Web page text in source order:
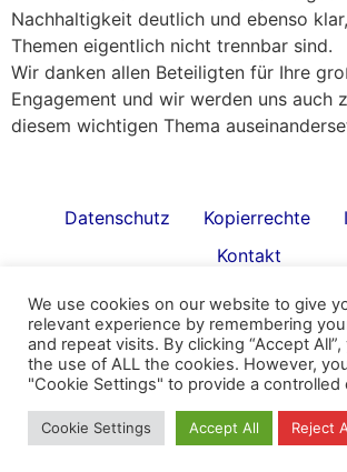
Nachhaltigkeit deutlich und ebenso
Themen eigentlich nicht trennbar sind.
Wir danken allen Beteiligten für Ihre
Engagement und wir werden uns auch
diesem wichtigen Thema
Datenschutz Kopierrechte
Kontakt
We use cookies on our website to give
relevant experience by remembering
and repeat visits. By clicking “Accept
the use of ALL the cookies. However,
"Cookie Settings" to provide a controlled
Cookie Settings Accept All Reject